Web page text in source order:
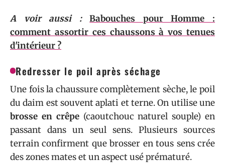
A voir aussi :
Babouches pour Homme :
comment assortir ces chaussons à vos tenues
d'intérieur ?
Redresser le poil après séchage
Une fois la chaussure complètement sèche, le poil
du daim est souvent aplati et terne. On utilise une
brosse en crêpe(caoutchouc naturel souple) en
passant dans un seul sens. Plusieurs sources
terrain confirment que brosser en tous sens crée
des zones mates et un aspect usé prématuré.